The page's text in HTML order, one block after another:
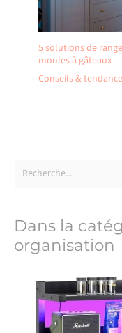
5 solutions de
moules à gâteaux
Conseils &
Dans la
organisation